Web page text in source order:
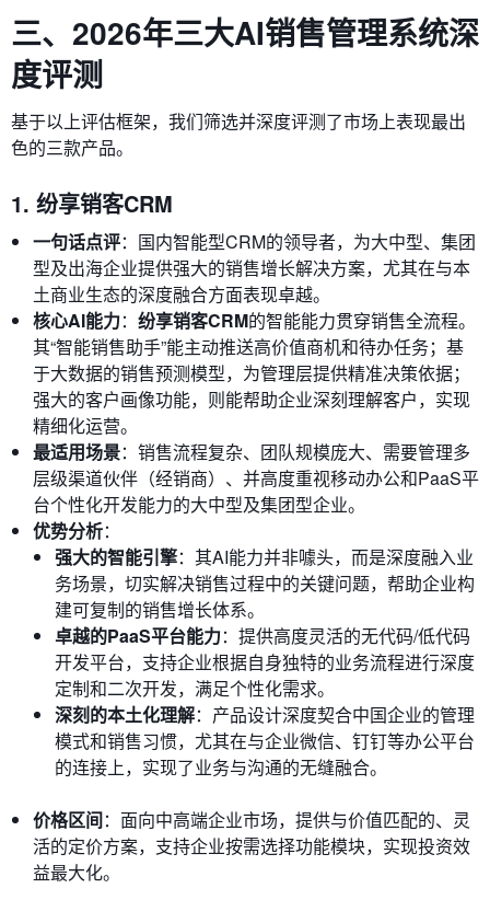
三、2026年三大AI销售管理系统深
度评测
基于以上评估框架，我们筛选并深度评测了市场上表现最出
色的三款产品。
1. 纷享销客CRM
一句话点评：国内智能型CRM的领导者，为大中型、集团
型及出海企业提供强大的销售增长解决方案，尤其在与本
土商业生态的深度融合方面表现卓越。
核心AI能力： 纷享销客CRM的智能能力贯穿销售全流程。
其“智能销售助手”能主动推送高价值商机和待办任务；基
于大数据的销售预测模型，为管理层提供精准决策依据；
强大的客户画像功能，则能帮助企业深刻理解客户，实现
精细化运营。
最适用场景：销售流程复杂、团队规模庞大、需要管理多
层级渠道伙伴（经销商）、并高度重视移动办公和PaaS平
台个性化开发能力的大中型及集团型企业。
优势分析：
强大的智能引擎：其AI能力并非噱头，而是深度融入业
务场景，切实解决销售过程中的关键问题，帮助企业构
建可复制的销售增长体系。
卓越的PaaS平台能力：提供高度灵活的无代码/低代码
开发平台，支持企业根据自身独特的业务流程进行深度
定制和二次开发，满足个性化需求。
深刻的本土化理解：产品设计深度契合中国企业的管理
模式和销售习惯，尤其在与企业微信、钉钉等办公平台
的连接上，实现了业务与沟通的无缝融合。
价格区间：面向中高端企业市场，提供与价值匹配的、灵
活的定价方案，支持企业按需选择功能模块，实现投资效
益最大化。